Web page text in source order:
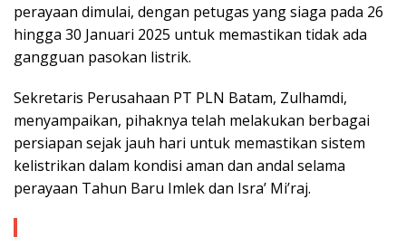
perayaan dimulai, dengan petugas yang siaga pada 26
hingga 30 Januari 2025 untuk memastikan tidak ada
gangguan pasokan listrik.
Sekretaris Perusahaan PT PLN Batam, Zulhamdi,
menyampaikan, pihaknya telah melakukan berbagai
persiapan sejak jauh hari untuk memastikan sistem
kelistrikan dalam kondisi aman dan andal selama
perayaan Tahun Baru Imlek dan Isra’ Mi’raj.